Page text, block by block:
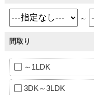
～
間取り
～1LDK
3DK～3LDK